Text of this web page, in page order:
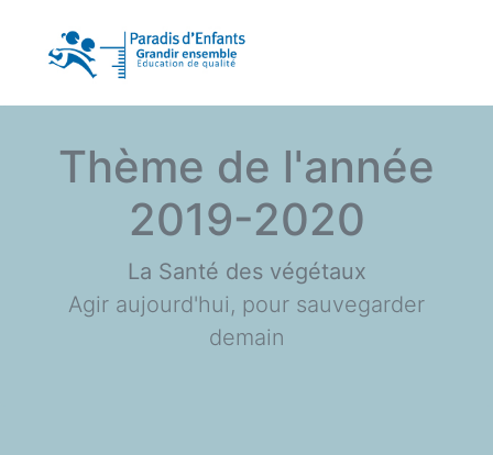
Thème de l'année
2019-2020
La Santé des végétaux
Agir aujourd'hui, pour sauvegarder
demain